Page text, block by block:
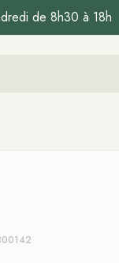
de 8h30 à 18h